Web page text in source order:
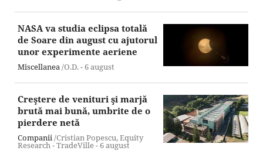
NASA va studia eclipsa totală
de Soare din august cu ajutorul
unor experimente aeriene
Miscellanea/O.D. -6 august
Creştere de venituri şi marjă
brută mai bună, umbrite de o
pierdere netă
Companii/Cristian Popescu, Equity
Research - TradeVille -6 august